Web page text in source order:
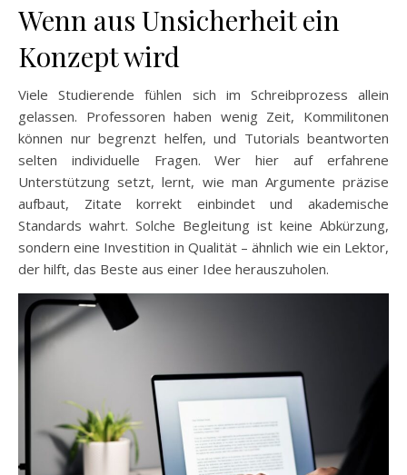
Wenn aus Unsicherheit ein
Konzept wird
Viele Studierende fühlen sich im Schreibprozess allein
gelassen. Professoren haben wenig Zeit, Kommilitonen
können nur begrenzt helfen, und Tutorials beantworten
selten individuelle Fragen. Wer hier auf erfahrene
Unterstützung setzt, lernt, wie man Argumente präzise
aufbaut, Zitate korrekt einbindet und akademische
Standards wahrt. Solche Begleitung ist keine Abkürzung,
sondern eine Investition in Qualität – ähnlich wie ein Lektor,
der hilft, das Beste aus einer Idee herauszuholen.